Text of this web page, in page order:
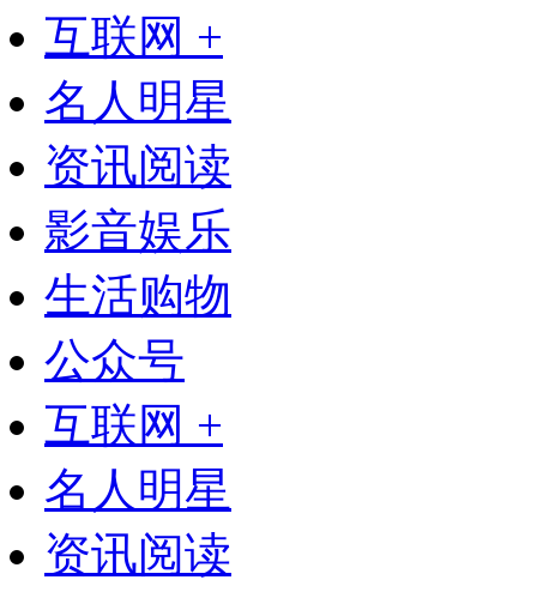
互联网 +
名人明星
资讯阅读
影音娱乐
生活购物
公众号
互联网 +
名人明星
资讯阅读